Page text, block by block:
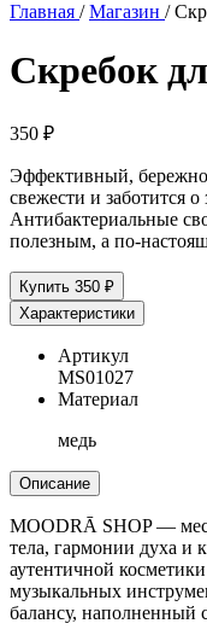
Главная /Магазин /
Скребок
350 ₽
Эффективный, бережно
свежести и заботится
Антибактериальные
полезным, а по-
Купить 350 ₽
Характеристики
Артикул
MS01027
Материал
медь
Описание
MOODRĀ SHOP —
тела, гармонии духа и
аутентичной
музыкальных
балансу, наполненный